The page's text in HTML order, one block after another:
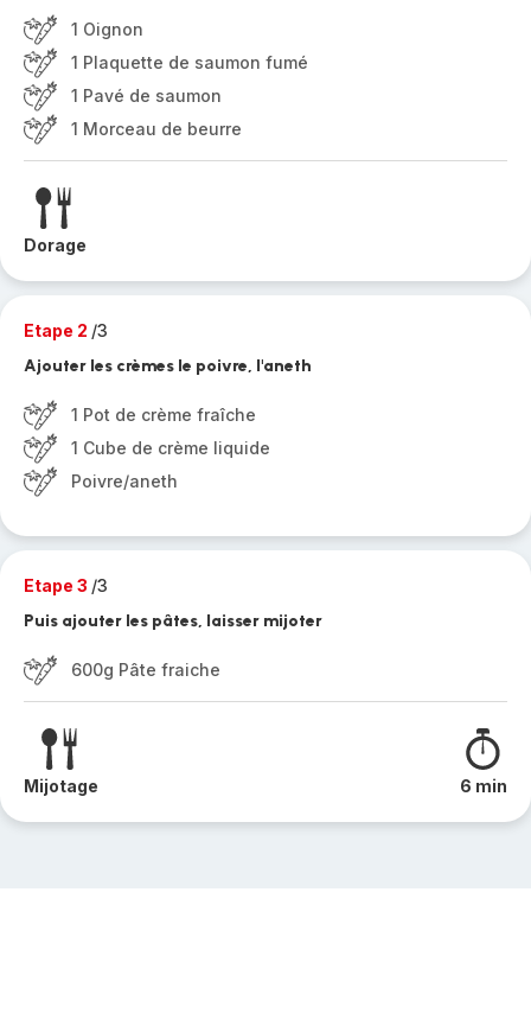
1 Oignon
1 Plaquette de saumon fumé
1 Pavé de saumon
1 Morceau de beurre
Dorage
Etape 2 /3
Ajouter les crèmes le poivre, l'aneth
1 Pot de crème fraîche
1 Cube de crème liquide
Poivre/aneth
Etape 3 /3
Puis ajouter les pâtes, laisser mijoter
600g Pâte fraiche
Mijotage 6 min